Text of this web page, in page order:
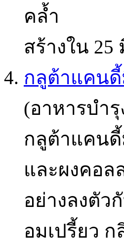
คล้ำ
สร้างใน 25
4. กลูต้าแคนดี้
(อาหารบำ
กลูต้าแคนดี้
และผงคอล
อย่างลงตัว
อมเปรี้ยว